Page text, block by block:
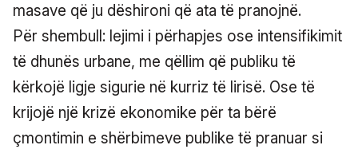
masave që ju dëshironi që ata të pranojnë.
Për shembull: lejimi i përhapjes ose intensifikimit
të dhunës urbane, me qëllim që publiku të
kërkojë ligje sigurie në kurriz të lirisë. Ose të
krijojë një krizë ekonomike për ta bërë
çmontimin e shërbimeve publike të pranuar si